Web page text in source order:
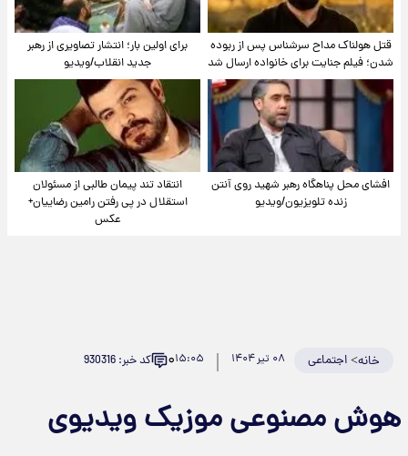
قتل هولناک مداح سرشناس پس از ربوده
شدن؛ فیلم جنایت برای خانواده ارسال شد
برای اولین بار؛ انتشار تصاویری از رهبر
جدید انقلاب/ویدیو
افشای محل پناهگاه‌ رهبر شهید روی آنتن
زنده تلویزیون/ویدیو
انتقاد تند پیمان طالبی از مسئولان
استقلال در پی رفتن رامین رضاییان+
عکس
خانه>اجتماعی ۰۸ تیر ۱۴۰۴ ۱۵:۰۵۰ کد خبر: 930316
هوش مصنوعی موزیک ویدیوی